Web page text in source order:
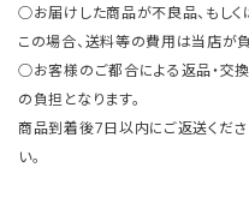
○お届けした商品が不良品、もし
この場合、送料等の費用は当店が
○お客様のご都合による返品・交
の負担となります。
商品到着後7日以内にご返送くだ
い。